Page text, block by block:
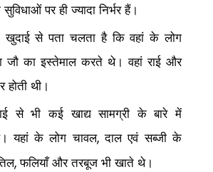
पर ही ज्यादा निर्भर हैं।
खुदाई से पता चलता है कि वहां के लोग
जौ का इस्तेमाल करते थे। वहां राई और
होती थी।
से भी कई खाद्य सामग्री के बारे में
यहां के लोग चावल,दाल एवं सब्जी के
,फलियाँ और तरबूज भी खाते थे।